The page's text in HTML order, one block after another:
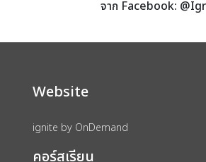
จาก Facebook:
Website
ignite by OnDemand
คอร์สเรียน